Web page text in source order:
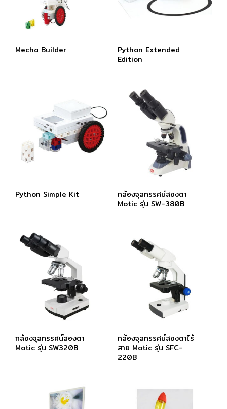
Mecha Builder
Python Extended
Edition
Python Simple Kit
กล้องจุลทรรศน์สองตา
Motic รุ่น SW-380B
กล้องจุลทรรศน์สองตา
Motic รุ่น SW320B
กล้องจุลทรรศน์สองตาไร้
สาย Motic รุ่น SFC-
220B